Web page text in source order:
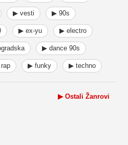
▶ vesti ▶ 90s
▶ ex-yu ▶ electro
▶ dance 90s
▶ funky ▶ techno
▶ Ostali Žanrovi